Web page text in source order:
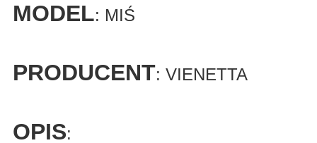
MODEL: MIŚ
PRODUCENT: VIENETTA
OPIS: